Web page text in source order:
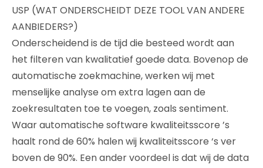
USP (WAT ONDERSCHEIDT DEZE TOOL VAN ANDERE
AANBIEDERS?)
Onderscheidend is de tijd die besteed wordt aan
het filteren van kwalitatief goede data. Bovenop de
automatische zoekmachine, werken wij met
menselijke analyse om extra lagen aan de
zoekresultaten toe te voegen, zoals sentiment.
Waar automatische software kwaliteitsscore ’s
haalt rond de 60% halen wij kwaliteitsscore ‘s ver
boven de 90%. Een ander voordeel is dat wij de data